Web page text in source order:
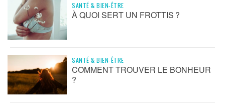
SANTÉ & BIEN-ÊTRE
À QUOI SERT UN FROTTIS ?
SANTÉ & BIEN-ÊTRE
COMMENT TROUVER LE BONHEUR
?